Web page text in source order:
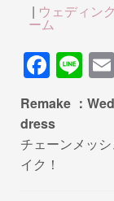
| ウェディン
ーム
F
a
c
e
b
Li
n
e
Remake ：
dress
チェーンメッ
イク！